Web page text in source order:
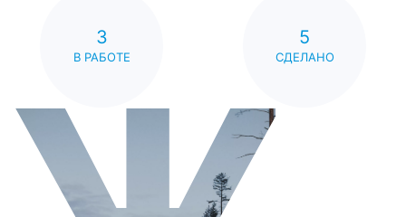
3
В РАБОТЕ
5
СДЕЛАНО